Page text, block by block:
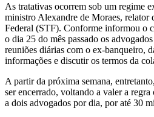
As tratativas ocorrem sob um regime
ministro Alexandre de Moraes, relator
Federal (STF). Conforme informou o
o dia 25 do mês passado os
reuniões diárias com o ex-banqueiro,
informações e discutir os termos da
A partir da próxima semana,
ser encerrado, voltando a valer a
a dois advogados por dia, por até 30